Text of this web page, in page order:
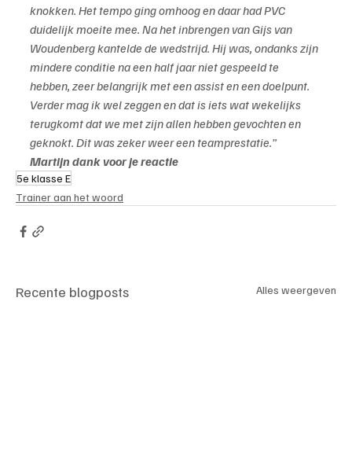
knokken. Het tempo ging omhoog en daar had PVC
duidelijk moeite mee. Na het inbrengen van Gijs van
Woudenberg kantelde de wedstrijd. Hij was, ondanks zijn
mindere conditie na een half jaar niet gespeeld te
hebben, zeer belangrijk met een assist en een doelpunt.
Verder mag ik wel zeggen en dat is iets wat wekelijks
terugkomt dat we met zijn allen hebben gevochten en
geknokt. Dit was zeker weer een teamprestatie.”
Martijn dank voor je reactie
5e klasse E
Trainer aan het woord
Recente blogposts Alles weergeven